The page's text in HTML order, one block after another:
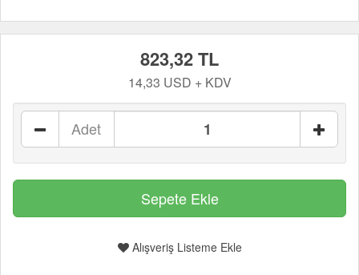
823,32 TL
14,33 USD + KDV
Adet
Alışveriş Listeme Ekle